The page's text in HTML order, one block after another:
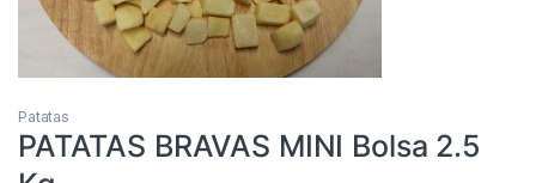
Patatas
PATATAS BRAVAS MINI Bolsa 2.5